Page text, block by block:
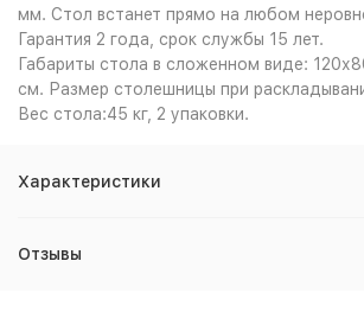
мм. Стол встанет прямо на любом
Гарантия 2 года, срок службы 15 лет.
Габариты стола в сложенном виде:
см. Размер столешницы при
Вес стола:45 кг, 2 упаковки.
Характеристики
Отзывы